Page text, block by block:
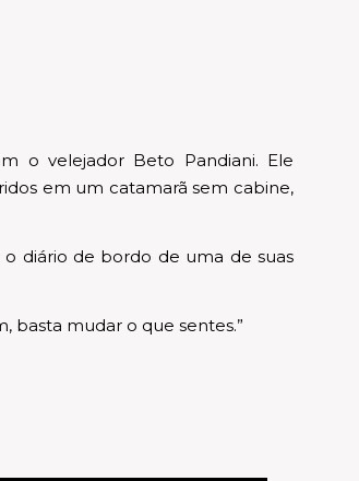
o velejador Beto Pandiani. Ele
em um catamarã sem cabine,
diário de bordo de uma de suas
basta mudar o que sentes.”